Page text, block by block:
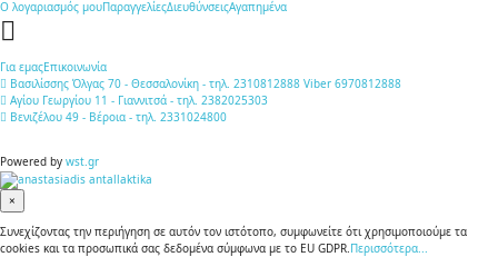
Ο λογαριασμός μουΠαραγγελίεςΔιευθύνσειςΑγαπημένα
Για εμαςΕπικοινωνία
Βασιλίσσης Όλγας 70 - Θεσσαλονίκη - τηλ. 2310812888 Viber 6970812888
Αγίου Γεωργίου 11 - Γιαννιτσά - τηλ. 2382025303
Βενιζέλου 49 - Βέροια - τηλ. 2331024800
Powered by wst.gr
×
Συνεχίζοντας την περιήγηση σε αυτόν τον ιστότοπο, συμφωνείτε ότι χρησιμοποιούμε τα
cookies και τα προσωπικά σας δεδομένα σύμφωνα με το EU GDPR. Περισσότερα...